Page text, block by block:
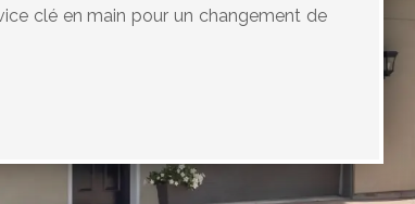
clé en main pour un changement de